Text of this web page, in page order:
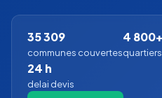
35 309
communes couvertes
4 800+
quartiers
24 h
delai devis